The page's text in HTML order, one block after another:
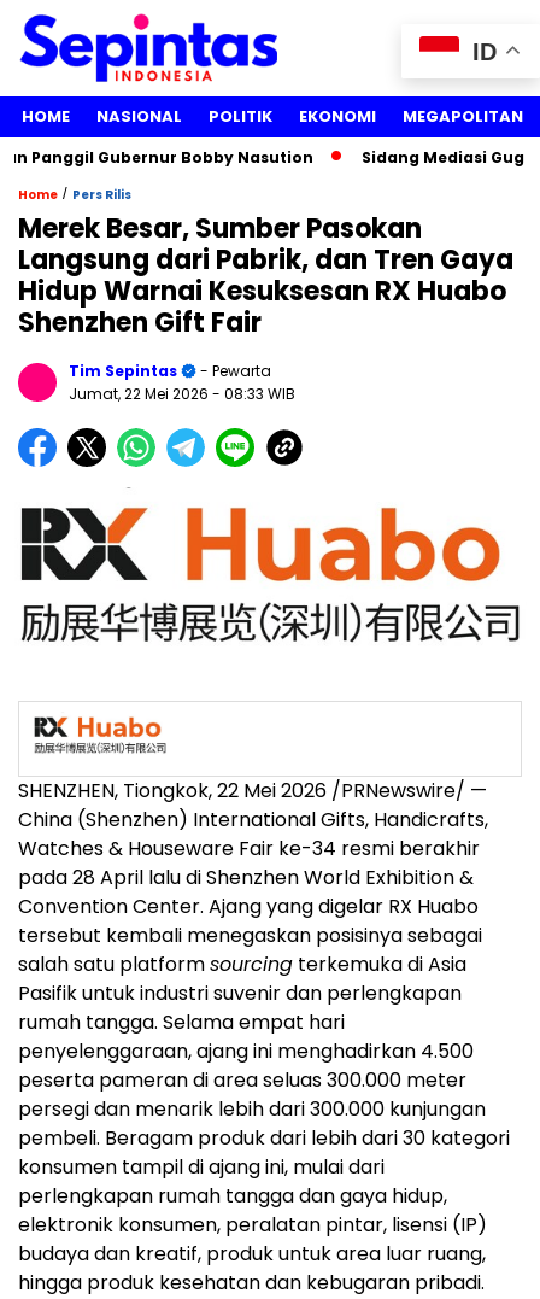
HOME NASIONAL POLITIK EKONOMI MEGAPOLITAN
Gubernur Bobby Nasution Sidang Mediasi
Home / Pers Rilis
Merek Besar, Sumber Pasokan
Langsung dari Pabrik, dan Tren Gaya
Hidup Warnai Kesuksesan RX Huabo
Shenzhen Gift Fair
Tim Sepintas
- Pewarta
Jumat, 22 Mei 2026 - 08:33 WIB
SHENZHEN, Tiongkok, 22 Mei 2026 /PRNewswire/ —
China (Shenzhen) International Gifts, Handicrafts,
Watches & Houseware Fair ke-34 resmi berakhir
pada 28 April lalu di Shenzhen World Exhibition &
Convention Center. Ajang yang digelar RX Huabo
tersebut kembali menegaskan posisinya sebagai
salah satu platformsourcing terkemuka di Asia
Pasifik untuk industri suvenir dan perlengkapan
rumah tangga. Selama empat hari
penyelenggaraan, ajang ini menghadirkan 4.500
peserta pameran di area seluas 300.000 meter
persegi dan menarik lebih dari 300.000 kunjungan
pembeli. Beragam produk dari lebih dari 30 kategori
konsumen tampil di ajang ini, mulai dari
perlengkapan rumah tangga dan gaya hidup,
elektronik konsumen, peralatan pintar, lisensi (IP)
budaya dan kreatif, produk untuk area luar ruang,
hingga produk kesehatan dan kebugaran pribadi.
ID